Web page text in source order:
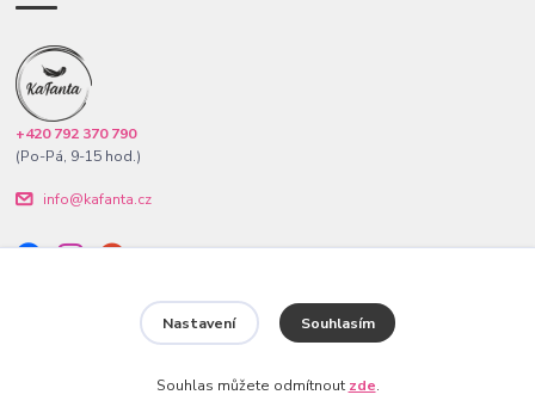
+420 792 370 790
(Po-Pá, 9-15 hod.)
info@kafanta.cz
Vytvořeno na
Eshop-rychle.cz
Nastavení Souhlasím
Souhlas můžete odmítnout zde.